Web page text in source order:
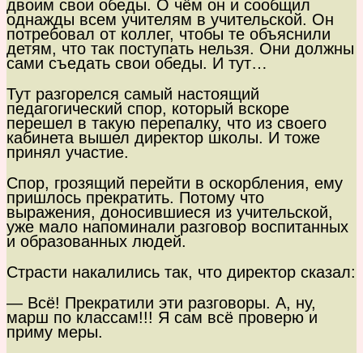
двоим свои обеды. О чём он и сообщил
однажды всем учителям в учительской. Он
потребовал от коллег, чтобы те объяснили
детям, что так поступать нельзя. Они должны
сами съедать свои обеды. И тут…
Тут разгорелся самый настоящий
педагогический спор, который вскоре
перешел в такую перепалку, что из своего
кабинета вышел директор школы. И тоже
принял участие.
Спор, грозящий перейти в оскорбления, ему
пришлось прекратить. Потому что
выражения, доносившиеся из учительской,
уже мало напоминали разговор воспитанных
и образованных людей.
Страсти накалились так, что директор сказал:
— Всё! Прекратили эти разговоры. А, ну,
марш по классам!!! Я сам всё проверю и
приму меры.